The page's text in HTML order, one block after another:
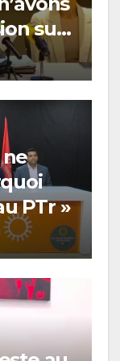
sur
Paul
ne
PTr »